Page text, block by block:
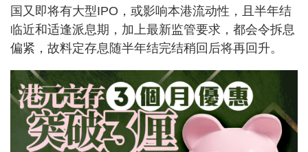
国又即将有大型IPO，或影响本港流动性，且半年结
临近和适逢派息期，加上最新监管要求，都会令拆息
偏紧，故料定存息随半年结完结稍回后将再回升。